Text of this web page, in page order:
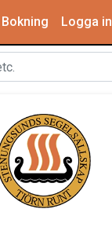
Bokning Logga in